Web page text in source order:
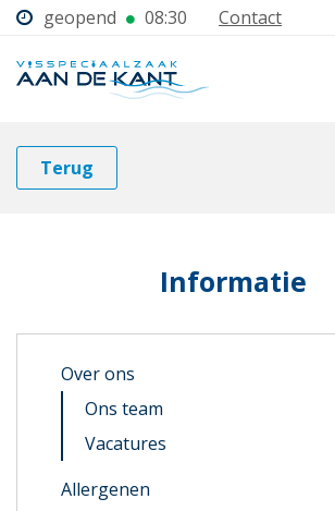
geopend 08:30 Contact
Terug
Informatie
Over ons
Ons team
Vacatures
Allergenen